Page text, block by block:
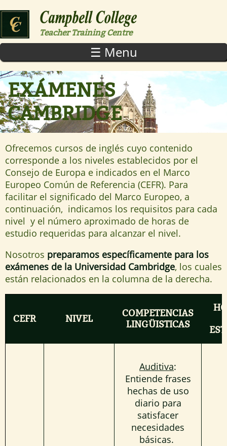
Teacher Training Centre
☰ Menu
EXÁMENES
CAMBRIDGE
Ofrecemos cursos de inglés cuyo contenido
corresponde a los niveles establecidos por el
Consejo de Europa e indicados en el Marco
Europeo Común de Referencia (CEFR). Para
facilitar el significado del Marco Europeo, a
continuación, indicamos los requisitos para cada
nivel y el número aproximado de horas de
estudio requeridas para alcanzar el nivel.
Nosotros preparamos específicamente para los
exámenes de la Universidad Cambridge, los cuales
están relacionados en la columna de la derecha.
CEFR NIVEL
COMPETENCIAS
LINGÜISTICAS
Auditiva:
Entiende frases
hechas de uso
diario para
satisfacer
necesidades
básicas.